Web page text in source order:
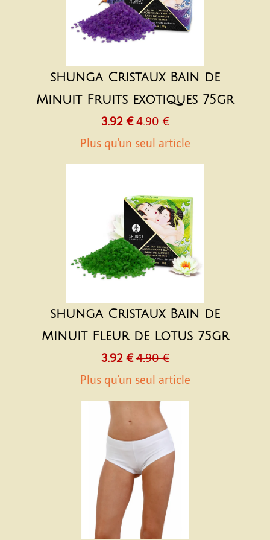
shunga Cristaux Bain de
Minuit Fruits exotiques 75gr
3.92 € 4.90 €
Plus qu'un seul article
shunga Cristaux Bain de
Minuit Fleur de Lotus 75gr
3.92 € 4.90 €
Plus qu'un seul article